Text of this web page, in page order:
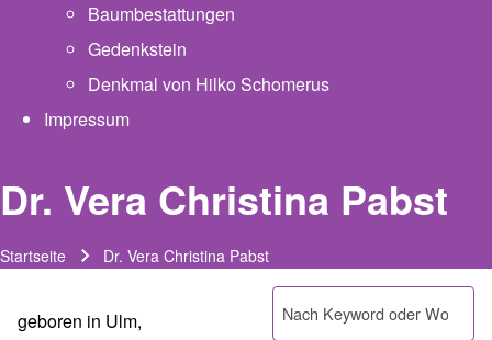
Baumbestattungen
Gedenkstein
Denkmal von Hilko Schomerus
Impressum
Dr. Vera Christina Pabst
Startseite Dr. Vera Christina Pabst
geboren in Ulm,
Suche